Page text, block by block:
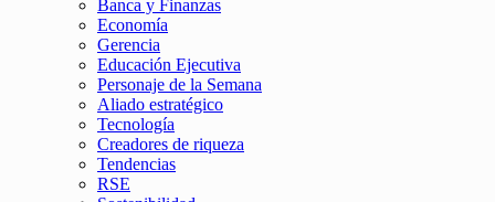
Banca y Finanzas
Economía
Gerencia
Educación Ejecutiva
Personaje de la Semana
Aliado estratégico
Tecnología
Creadores de riqueza
Tendencias
RSE